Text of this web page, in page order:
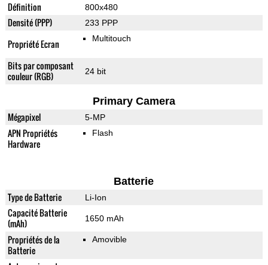
Définition 800x480
Densité (PPP) 233 PPP
Propriété Ecran Multitouch
Bits par composant
couleur (RGB)
24 bit
Primary Camera
Mégapixel 5-MP
APN Propriétés
Hardware
Flash
Batterie
Type de Batterie Li-Ion
Capacité Batterie
(mAh)
1650 mAh
Propriétés de la
Batterie
Amovible